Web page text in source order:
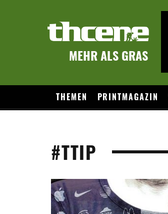
MEHR ALS GRAS
THEMEN PRINTMAGAZIN
#TTIP